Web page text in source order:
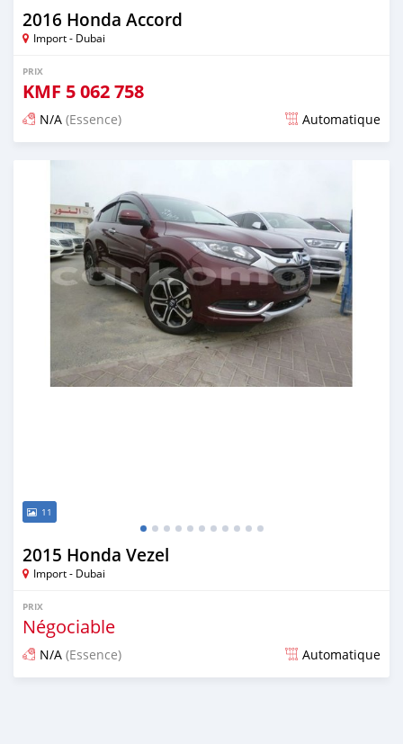
2016 Honda Accord
Import - Dubai
PRIX
KMF 5 062 758
N/A (Essence) Automatique
Publié il y a presque 6 ans
11
2015 Honda Vezel
Import - Dubai
PRIX
Négociable
N/A (Essence) Automatique